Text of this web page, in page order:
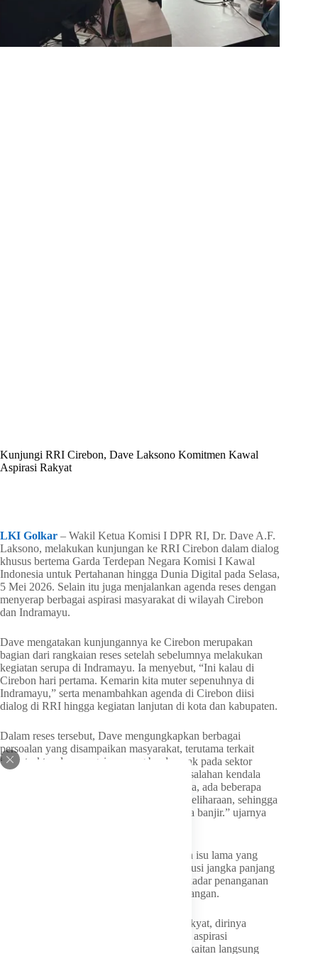
Kunjungi RRI Cirebon, Dave Laksono Komitmen Kawal
Aspirasi Rakyat
LKI Golkar – Wakil Ketua Komisi I DPR RI, Dr. Dave A.F.
Laksono, melakukan kunjungan ke RRI Cirebon dalam dialog
khusus bertema Garda Terdepan Negara Komisi I Kawal
Indonesia untuk Pertahanan hingga Dunia Digital pada Selasa,
5 Mei 2026. Selain itu juga menjalankan agenda reses dengan
menyerap berbagai aspirasi masyarakat di wilayah Cirebon
dan Indramayu.
Dave mengatakan kunjungannya ke Cirebon merupakan
bagian dari rangkaian reses setelah sebelumnya melakukan
kegiatan serupa di Indramayu. Ia menyebut, “Ini kalau di
Cirebon hari pertama. Kemarin kita muter sepenuhnya di
Indramayu,” serta menambahkan agenda di Cirebon diisi
dialog di RRI hingga kegiatan lanjutan di kota dan kabupaten.
Dalam reses tersebut, Dave mengungkapkan berbagai
persoalan yang disampaikan masyarakat, terutama terkait
infrastruktur dan pengairan yang berdampak pada sektor
pertanian. Ia menjelaskan, “Banyak permasalahan kendala
seperti infrastruktur, kemudian perairan juga, ada beberapa
daerah-daerah yang kurang diperbaiki pemeliharaan, sehingga
terjadi sumbatan-sumbatan hingga akhirnya banjir.” ujarnya
Menurutnya, persoalan tersebut merupakan isu lama yang
terus berulang, sehingga membutuhkan solusi jangka panjang
yang konkret dan berkelanjutan, bukan sekadar penanganan
sementara setiap kali terjadi masalah di lapangan.
Dave menegaskan bahwa sebagai wakil rakyat, dirinya
memiliki tanggung jawab untuk membawa aspirasi
masyarakat, meskipun tidak semuanya berkaitan langsung